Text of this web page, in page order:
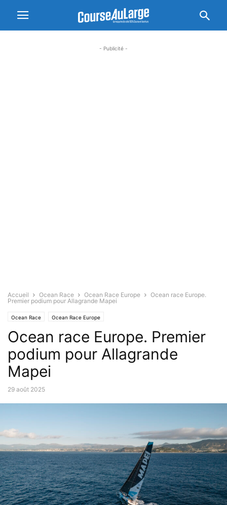
- Publicité -
Accueil Ocean Race Ocean Race Europe
Ocean race Europe.
Premier podium pour Allagrande Mapei
Ocean Race Ocean Race Europe
Ocean race Europe. Premier
podium pour Allagrande
Mapei
29 août 2025